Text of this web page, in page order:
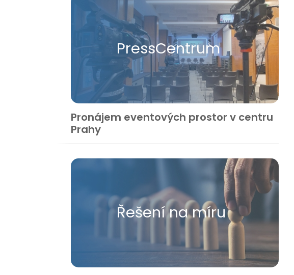
Press​Centrum
Pronájem eventových prostor v centru
Prahy
Řešení na míru